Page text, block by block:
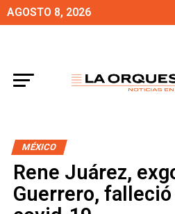
AGOSTO 8, 2026
MÉXICO
Rene Juárez,
Guerrero, falleció